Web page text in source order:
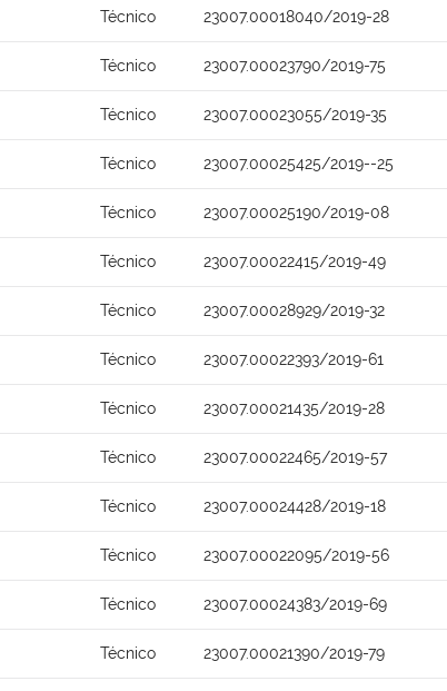
Técnico 23007.00018040/2019-28
Técnico 23007.00023790/2019-75
Técnico 23007.00023055/2019-35
Técnico 23007.00025425/2019--25
Técnico 23007.00025190/2019-08
Técnico 23007.00022415/2019-49
Técnico 23007.00028929/2019-32
Técnico 23007.00022393/2019-61
Técnico 23007.00021435/2019-28
Técnico 23007.00022465/2019-57
Técnico 23007.00024428/2019-18
Técnico 23007.00022095/2019-56
Técnico 23007.00024383/2019-69
Técnico 23007.00021390/2019-79